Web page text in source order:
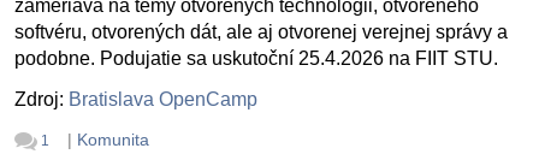
zameriava na témy otvorených technológii, otvoreného
softvéru, otvorených dát, ale aj otvorenej verejnej správy a
podobne. Podujatie sa uskutoční 25.4.2026 na FIIT STU.
Zdroj: Bratislava OpenCamp
1 | Komunita